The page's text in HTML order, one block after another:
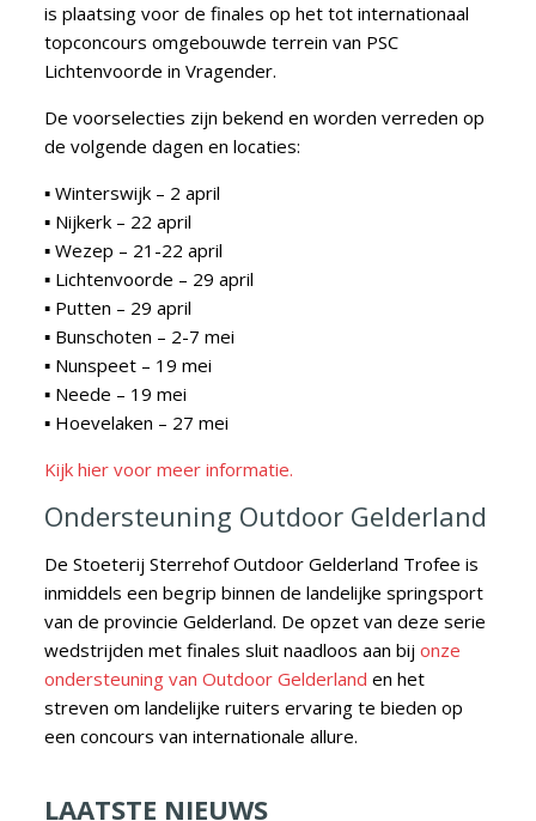
is plaatsing voor de finales op het tot internationaal
topconcours omgebouwde terrein van PSC
Lichtenvoorde in Vragender.
De voorselecties zijn bekend en worden verreden op
de volgende dagen en locaties:
▪ Winterswijk – 2 april
▪ Nijkerk – 22 april
▪ Wezep – 21-22 april
▪ Lichtenvoorde – 29 april
▪ Putten – 29 april
▪ Bunschoten – 2-7 mei
▪ Nunspeet – 19 mei
▪ Neede – 19 mei
▪ Hoevelaken – 27 mei
Kijk hier voor meer informatie.
Ondersteuning Outdoor Gelderland
De Stoeterij Sterrehof Outdoor Gelderland Trofee is
inmiddels een begrip binnen de landelijke springsport
van de provincie Gelderland. De opzet van deze serie
wedstrijden met finales sluit naadloos aan bijonze
ondersteuning van Outdoor Gelderland en het
streven om landelijke ruiters ervaring te bieden op
een concours van internationale allure.
LAATSTE NIEUWS